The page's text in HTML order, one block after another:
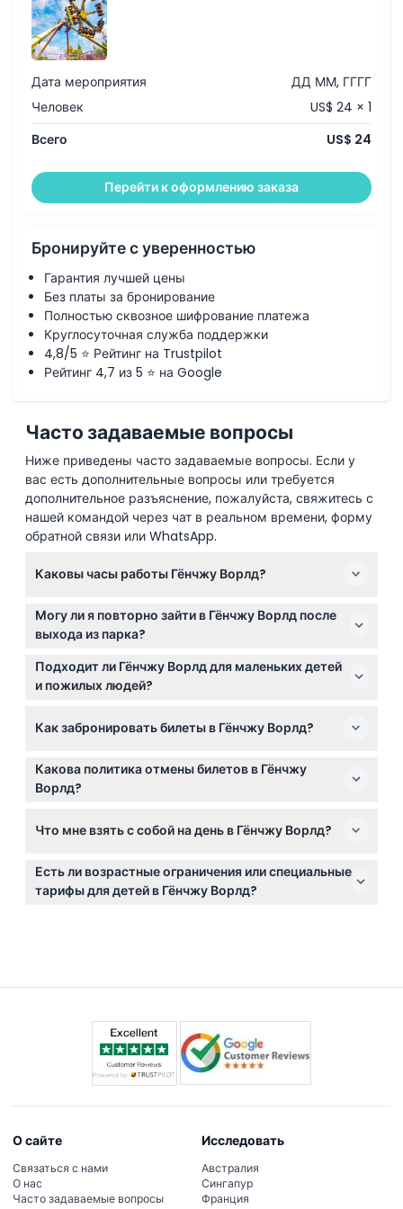
Исключения
Не подходит для
Вещи, которые нужно знать
Местоположение
Как воспользоваться
Политика отмены
Дата мероприятия
ДД ММ, ГГГГ
Человек
US$ 24 × 1
Всего
US$ 24
Перейти к оформлению заказа
Бронируйте с уверенностью
Гарантия лучшей цены
Без платы за бронирование
Полностью сквозное шифрование платежа
Круглосуточная служба поддержки
4,8/5 ⭐ Рейтинг на Trustpilot
Рейтинг 4,7 из 5 ⭐ на Google
Часто задаваемые вопросы
Ниже приведены часто задаваемые вопросы. Если у
вас есть дополнительные вопросы или требуется
дополнительное разъяснение, пожалуйста, свяжитесь с
нашей командой через чат в реальном времени, форму
обратной связи или WhatsApp.
Каковы часы работы Гёнчжу Ворлд?
Гёнчжу Ворлд открыт с 10:00 до 18:00 в будние дни
и с 10:00 до 20:00 в выходные и государственные
праздники (возможны изменения — пожалуйста,
уточняйте при бронировании).
Могу ли я повторно зайти в Гёнчжу Ворлд после
выхода из парка?
Повторный вход в Гёнчжу Ворлд после выхода не
разрешается, поэтому планируйте визит
соответствующим образом.
Подходит ли Гёнчжу Ворлд для маленьких детей
и пожилых людей?
рекомендуется для пожилых людей, беременных
такими как высокое давление или эпилепсия.
Как забронировать билеты в Гёнчжу Ворлд?
Вы можете забронировать билеты в Гёнчжу Ворлд
онлайн здесь, на этом сайте, чтобы избежать
очередей и обеспечить комфортный вход.
Какова политика отмены билетов в Гёнчжу
Ворлд?
отменены, поэтому пожалуйста, будьте уверены в
Что мне взять с собой на день в Гёнчжу Ворлд?
Возьмите удобную одежду, солнцезащитный крем и
немного наличных денег или карты для личных
расходов, так как в стоимость билета входит
Есть ли возрастные ограничения или специальные
тарифы для детей в Гёнчжу Ворлд?
О сайте
Связаться с нами
О нас
Часто задаваемые вопросы
Исследовать
Австралия
Сингапур
Франция